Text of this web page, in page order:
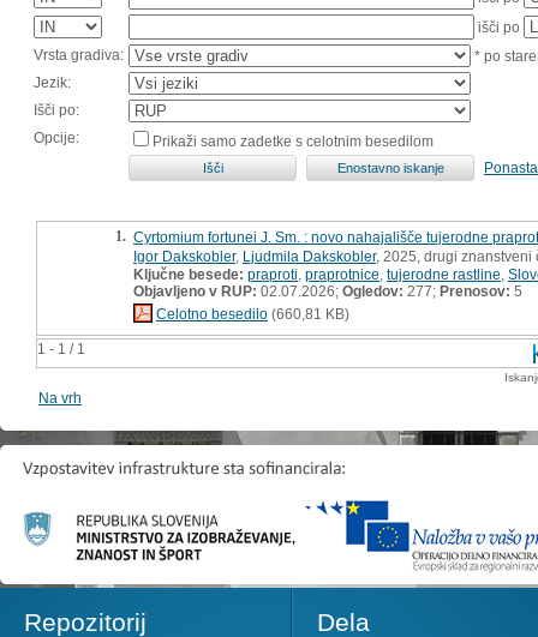
išči po
Vrsta gradiva:
* po
Jezik:
Išči po:
Opcije:
Prikaži samo zadetke s celotnim besedilom
1 - 1 / 1
1. Cyrtomium fortunei J. Sm. : novo nahajališče tujerodne
Igor Dakskobler, Ljudmila Dakskobler, 2025, drugi znanstveni
Ključne besede: praproti praprotnice tujerodne rastline
Objavljeno v RUP: 02.07.2026; Ogledov: 277; Prenosov: 5
Celotno besedilo (660,81 KB)
Na vrh
Repozitorij Dela